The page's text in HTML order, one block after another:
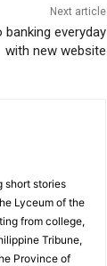
Next article
everyday
with new website
short stories
Lyceum of the
from college,
Tribune,
Province of